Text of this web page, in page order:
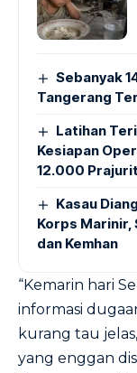
Sebanyak
Tangerang
Latihan
Kesiapan
12.000
Kasau
Korps Marinir,
dan Kemhan
“Kemarin hari
informasi
kurang tau
yang enggan